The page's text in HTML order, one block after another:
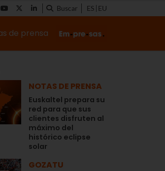
Buscar ES EU
de prensa
NOTAS DE PRENSA
Euskaltel prepara su
red para que sus
clientes disfruten al
máximo del
histórico eclipse
solar
GOZATU